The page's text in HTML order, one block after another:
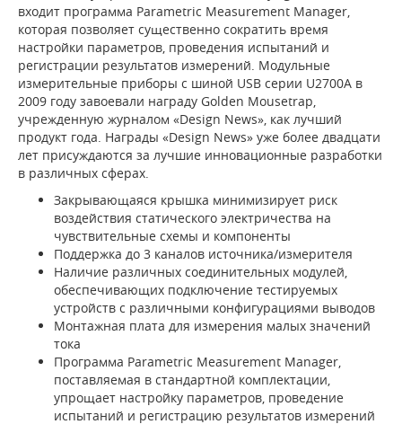
входит программа Parametric Measurement Manager,
которая позволяет существенно сократить время
настройки параметров, проведения испытаний и
регистрации результатов измерений. Модульные
измерительные приборы с шиной USB серии U2700A в
2009 году завоевали награду Golden Mousetrap,
учрежденную журналом «Design News», как лучший
продукт года. Награды «Design News» уже более двадцати
лет присуждаются за лучшие инновационные разработки
в различных сферах.
Закрывающаяся крышка минимизирует риск
воздействия статического электричества на
чувствительные схемы и компоненты
Поддержка до 3 каналов источника/измерителя
Наличие различных соединительных модулей,
обеспечивающих подключение тестируемых
устройств с различными конфигурациями выводов
Монтажная плата для измерения малых значений
тока
Программа Parametric Measurement Manager,
поставляемая в стандартной комплектации,
упрощает настройку параметров, проведение
испытаний и регистрацию результатов измерений